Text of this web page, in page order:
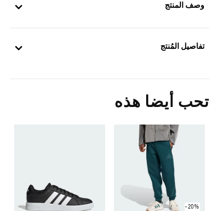
وصف المنتج
تفاصيل المُنتج
تحب أيضا هذه
-20%